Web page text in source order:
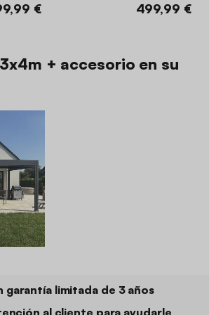
€ 499,99 €
+ accesorio en su
limitada de 3 años